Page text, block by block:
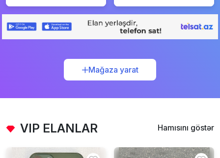
Mağaza yarat
VIP ELANLAR Hamısını göstər